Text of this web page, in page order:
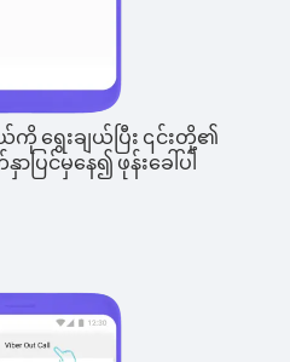
ရွေးချယ်ပြီး ၎င်းတို့၏
ြင်မှနေ၍ ဖုန်းခေါ်ပါ